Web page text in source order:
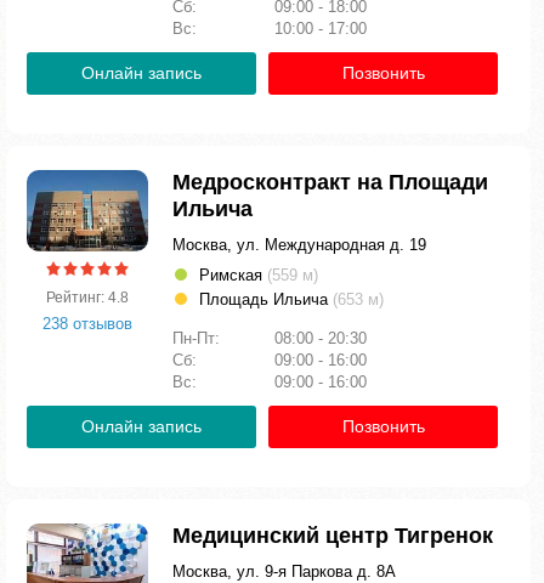
Сб:
09:00 - 18:00
Вс:
10:00 - 17:00
Онлайн запись Позвонить
Рейтинг: 4.8
238 отзывов
Медросконтракт на Площади
Ильича
Москва, ул. Международная д. 19
Римская (559 м)
Площадь Ильича (653 м)
Пн-Пт:
08:00 - 20:30
Сб:
09:00 - 16:00
Вс:
09:00 - 16:00
Онлайн запись Позвонить
Медицинский центр Тигренок
Москва, ул. 9-я Паркова д. 8А